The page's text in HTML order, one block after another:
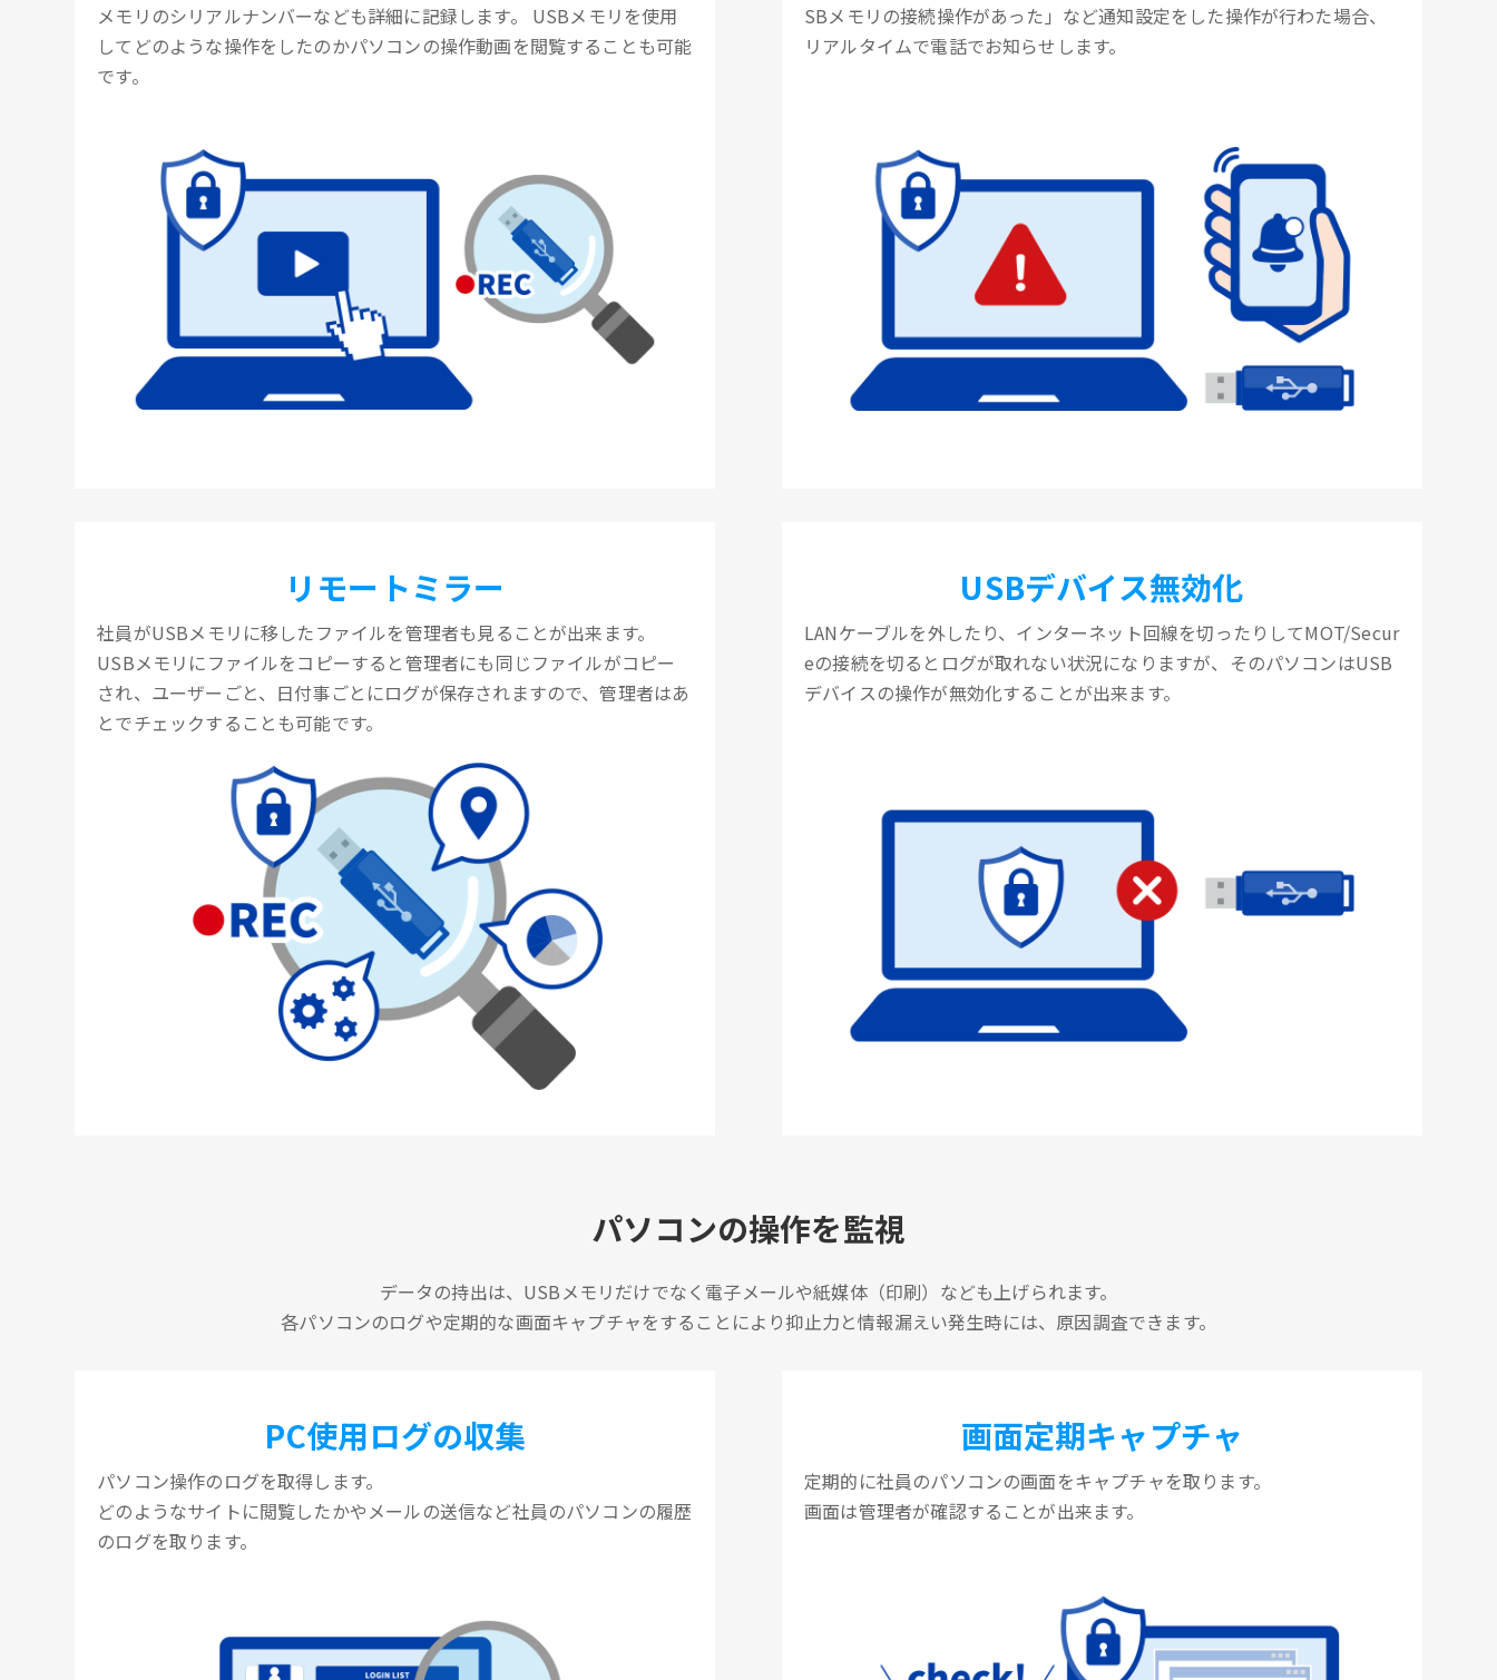
メモリのシリアルナンバーなども詳細に記録します。 USBメモリを使用
してどのような操作をしたのかパソコンの操作動画を閲覧することも可能
です。
SBメモリの接続操作があった」など通知設定をした操作が行わた場合、
リアルタイムで電話でお知らせします。
リモートミラー
社員がUSBメモリに移したファイルを管理者も見ることが出来ます。
USBメモリにファイルをコピーすると管理者にも同じファイルがコピー
され、ユーザーごと、日付事ごとにログが保存されますので、管理者はあ
とでチェックすることも可能です。
USBデバイス無効化
LANケーブルを外したり、インターネット回線を切ったりしてMOT/Secur
eの接続を切るとログが取れない状況になりますが、そのパソコンはUSB
デバイスの操作が無効化することが出来ます。
パソコンの操作を監視
データの持出は、USBメモリだけでなく電子メールや紙媒体（印刷）なども上げられます。
各パソコンのログや定期的な画面キャプチャをすることにより抑止力と情報漏えい発生時には、原因調査できます。
PC使用ログの収集
パソコン操作のログを取得します。
どのようなサイトに閲覧したかやメールの送信など社員のパソコンの履歴
のログを取ります。
画面定期キャプチャ
定期的に社員のパソコンの画面をキャプチャを取ります。
画面は管理者が確認することが出来ます。